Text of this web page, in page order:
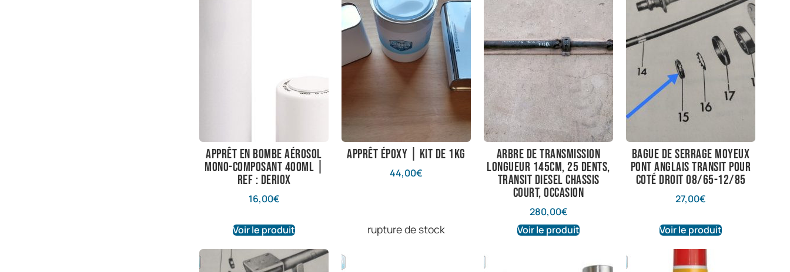
Apprêt en bombe aérosol
mono-composant 400ML |
Ref : Deriox
16,00€
Voir le produit
Apprêt époxy | Kit de 1kg
44,00€
rupture de stock
arbre de transmission
longueur 145cm, 25 dents,
transit diesel chassis
court, occasion
280,00€
Voir le produit
bague de serrage moyeux
pont anglais transit pour
coté droit 08/65-12/85
27,00€
Voir le produit